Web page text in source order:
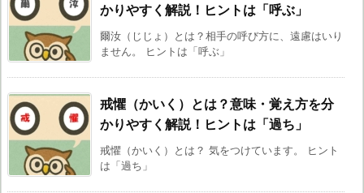
かりやすく解説！ヒントは「呼ぶ」
爾汝（じじょ）とは？相手の呼び方に、遠慮はいり
ません。 ヒントは「呼ぶ」
戒懼（かいく）とは？意味・覚え方を分
かりやすく解説！ヒントは「過ち」
戒懼（かいく）とは？ 気をつけています。 ヒント
は「過ち」